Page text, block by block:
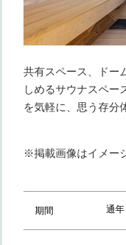
共有スペース、ドー
しめるサウナスペー
を気軽に、思う存分
※掲載画像はイメー
期間 通年